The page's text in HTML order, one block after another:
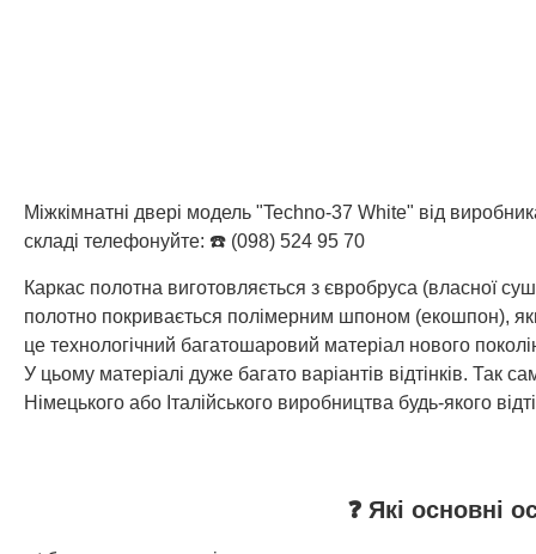
Міжкімнатні двері модель "Techno-37 White" від
складі телефонуйте: ☎️ (098) 524 95 70
Каркас полотна виготовляється з євробруса (власної
полотно покривається полімерним шпоном (екошпон),
це технологічний багатошаровий матеріал нового
У цьому матеріалі дуже багато варіантів відтінків.
Німецького або Італійського виробництва будь-якого
❓ Які основні